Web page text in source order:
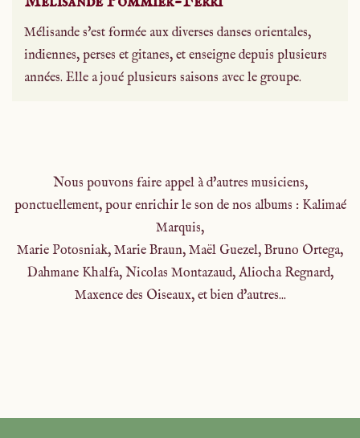
Mélisande s'est formée aux diverses danses orientales,
indiennes, perses et gitanes, et enseigne depuis plusieurs
années. Elle a joué plusieurs saisons avec le groupe.
Nous pouvons faire appel à d'autres musiciens,
ponctuellement, pour enrichir le son de nos albums : Kalimaé
Marquis,
Marie Potosniak, Marie Braun, Maël Guezel, Bruno Ortega,
Dahmane Khalfa, Nicolas Montazaud, Aliocha Regnard,
Maxence des Oiseaux, et bien d'autres...